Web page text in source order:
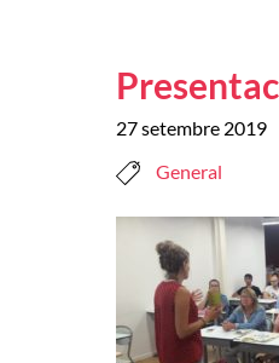
27 setembre 2019
General